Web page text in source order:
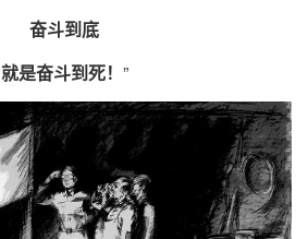
奋斗到底
就是奋斗到死！ ”